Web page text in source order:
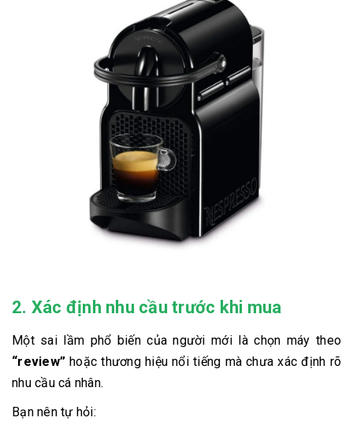
2. Xác định nhu cầu trước khi mua
Một sai lầm phổ biến của người mới là chọn máy theo
“review”hoặc thương hiệu nổi tiếng mà chưa xác định rõ
nhu cầu cá nhân.
Bạn nên tự hỏi: